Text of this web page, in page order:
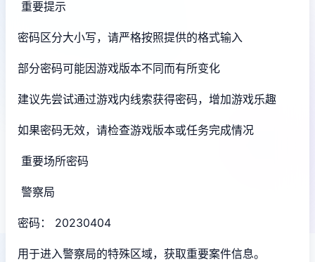
重要提示
密码区分大小写，请严格按照提供的格式输入
部分密码可能因游戏版本不同而有所变化
建议先尝试通过游戏内线索获得密码，增加游戏乐趣
如果密码无效，请检查游戏版本或任务完成情况
重要场所密码
警察局
密码： 20230404
用于进入警察局的特殊区域，获取重要案件信息。